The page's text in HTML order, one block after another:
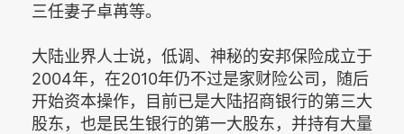
三任妻子卓苒等。
大陆业界人士说，低调、神秘的安邦保险成立于
2004年，在2010年仍不过是家财险公司，随后
开始资本操作，目前已是大陆招商银行的第三大
股东，也是民生银行的第一大股东，并持有大量